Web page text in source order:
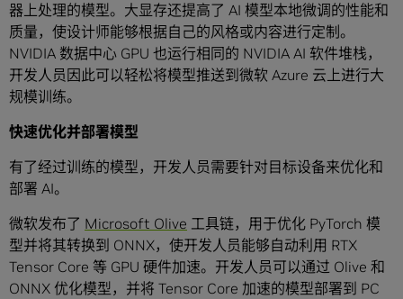
器上处理的模型。大显存还提高了 AI 模型本地微调的性能和
质量，使设计师能够根据自己的风格或内容进行定制。
NVIDIA 数据中心 GPU 也运行相同的 NVIDIA AI 软件堆栈，
开发人员因此可以轻松将模型推送到微软 Azure 云上进行大
规模训练。
快速优化并部署模型
有了经过训练的模型，开发人员需要针对目标设备来优化和
部署 AI。
微软发布了 Microsoft Olive 工具链，用于优化 PyTorch 模
型并将其转换到 ONNX，使开发人员能够自动利用 RTX
Tensor Core 等 GPU 硬件加速。开发人员可以通过 Olive 和
ONNX 优化模型，并将 Tensor Core 加速的模型部署到 PC